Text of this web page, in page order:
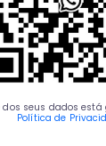
seus dados
Política de